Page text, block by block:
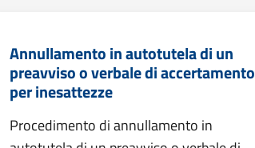
Annullamento in autotutela di un
preavviso o verbale di accertamento
per inesattezze
Procedimento di annullamento in